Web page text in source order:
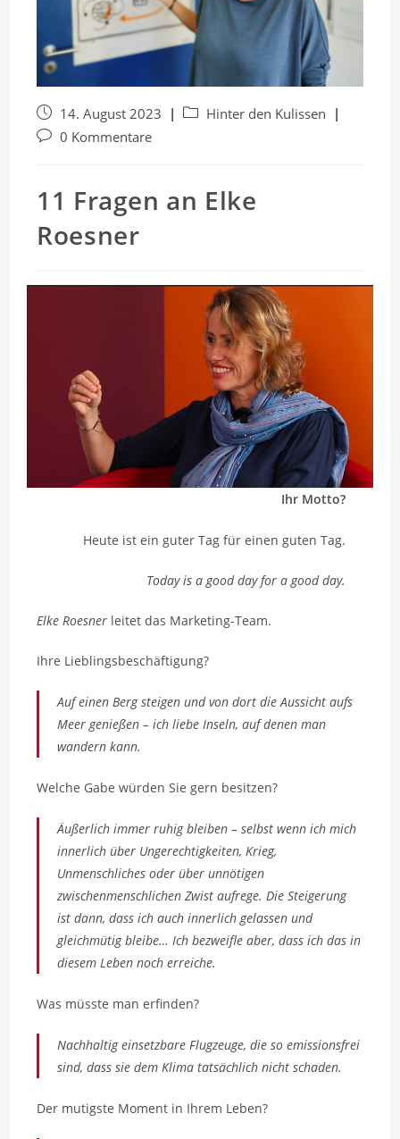
Beitrag
veröffentlicht:
14. August 2023
Beitrags-
Hinter den Kulissen
Beitrags-
0 Kommentare
11 Fragen an Elke
Roesner
Ihr Motto?
Heute ist ein guter Tag für einen guten Tag.
Today is a good day for a good day.
Elke Roesner leitet das Marketing-Team.
Ihre Lieblingsbeschäftigung?
Auf einen Berg steigen und von dort die Aussicht aufs
Meer genießen – ich liebe Inseln, auf denen man
wandern kann.
Welche Gabe würden Sie gern besitzen?
Äußerlich immer ruhig bleiben – selbst wenn ich mich
innerlich über Ungerechtigkeiten, Krieg,
Unmenschliches oder über unnötigen
zwischenmenschlichen Zwist aufrege. Die Steigerung
ist dann, dass ich auch innerlich gelassen und
gleichmütig bleibe… Ich bezweifle aber, dass ich das in
diesem Leben noch erreiche.
Was müsste man erfinden?
Nachhaltig einsetzbare Flugzeuge, die so emissionsfrei
sind, dass sie dem Klima tatsächlich nicht schaden.
Der mutigste Moment in Ihrem Leben?